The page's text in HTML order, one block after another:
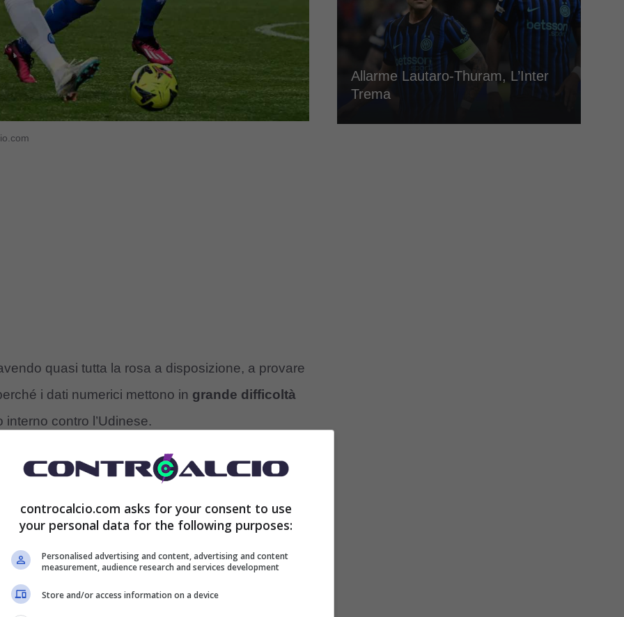
quasi tutta la rosa a disposizione, a provare
i dati numerici mettono in grande difficoltà
contro l’Udinese.
passivo, meglio non perdere se proprio non si
record
storia
Allarme Lautaro-Thuram, L’Inter
Trema
controcalcio.com asks for your consent to use
your personal data for the following purposes:
Personalised advertising and content, advertising and content
measurement, audience research and services development
Store and/or access information on a device